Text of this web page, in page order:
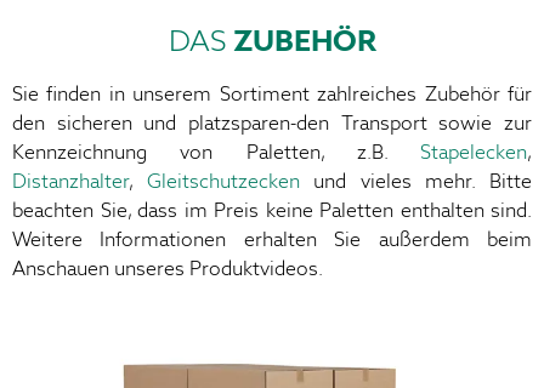
DASZUBEHÖR
Sie finden in unserem Sortiment zahlreiches Zubehör für
den sicheren und platzsparen-den Transport sowie zur
Kennzeichnung von Paletten, z.B. Stapelecken,
Distanzhalter, Gleitschutzeckenund vieles mehr. Bitte
beachten Sie, dass im Preis keine Paletten enthalten sind.
Weitere Informationen erhalten Sie außerdem beim
Anschauen unseres Produktvideos.